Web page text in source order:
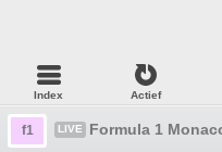
Index Actief
f1 LIVE Formula 1